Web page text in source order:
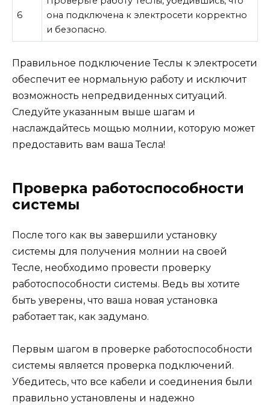
6
она подключена к электросети корректно
и безопасно.
Правильное подключение Теслы к электросети
обеспечит ее нормальную работу и исключит
возможность непредвиденных ситуаций.
Следуйте указанным выше шагам и
наслаждайтесь мощью молнии, которую может
предоставить вам ваша Тесла!
Проверка работоспособности
системы
После того как вы завершили установку
системы для получения молнии на своей
Тесле, необходимо провести проверку
работоспособности системы. Ведь вы хотите
быть уверены, что ваша новая установка
работает так, как задумано.
Первым шагом в проверке работоспособности
системы является проверка подключений.
Убедитесь, что все кабели и соединения были
правильно установлены и надежно